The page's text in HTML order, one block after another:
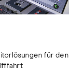
für den